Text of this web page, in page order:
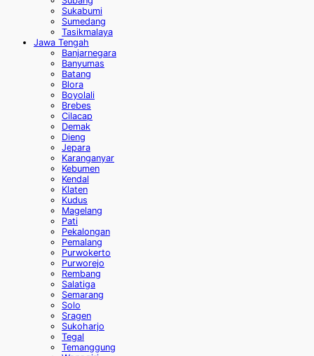
Sukabumi
Sumedang
Tasikmalaya
Jawa Tengah
Banjarnegara
Banyumas
Batang
Blora
Boyolali
Brebes
Cilacap
Demak
Dieng
Jepara
Karanganyar
Kebumen
Kendal
Klaten
Kudus
Magelang
Pati
Pekalongan
Pemalang
Purwokerto
Purworejo
Rembang
Salatiga
Semarang
Solo
Sragen
Sukoharjo
Tegal
Temanggung